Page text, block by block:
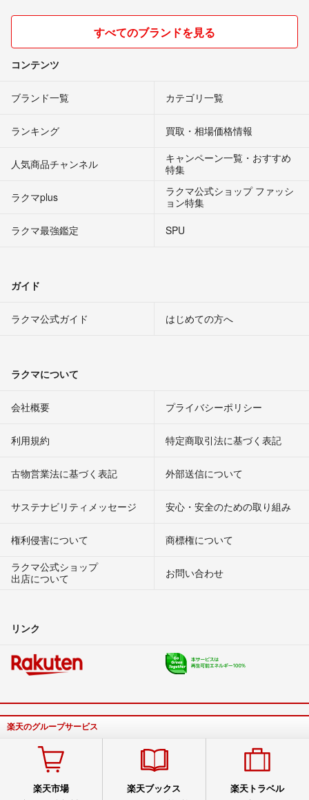
すべてのブランドを見る
コンテンツ
ブランド一覧 カテゴリ一覧
ランキング 買取・相場価格情報
人気商品チャンネル
キャンペーン一覧・おすすめ
特集
ラクマplus
ラクマ公式ショップ ファッシ
ョン特集
ラクマ最強鑑定
SPU
ガイド
ラクマ公式ガイド はじめての方へ
ラクマについて
会社概要 プライバシーポリシー
利用規約 特定商取引法に基づく表記
古物営業法に基づく表記 外部送信について
サステナビリティメッセージ 安心・安全のための取り組み
権利侵害について
商標権について
ラクマ公式ショップ
出店について
お問い合わせ
リンク
楽天のグループサービス
楽天市場 楽天ブックス 楽天トラベル